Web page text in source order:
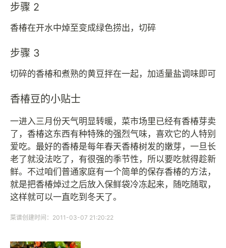
步骤 2
香椿在开水中焯至变成绿色捞出，切碎
步骤 3
切碎的香椿和煮熟的黄豆拌在一起，加适量盐调味即可
香椿豆的小贴士
一进入三月份天气明显转暖，菜市场里已经有香椿芽卖
了，香椿这东西有种特殊的强烈气味，喜欢它的人特别
爱吃。最好的香椿是每年春天香椿树发的嫩芽，一旦长
老了就没法吃了，有很强的季节性，所以要吃就得趁新
鲜。不过咱们普通家庭有一个简单的保存香椿的方法，
就是把香椿焯过之后放入保鲜袋冷冻起来，随吃随取，
这样就可以一直吃到冬天了。
菜谱创建时间：2011-03-07 21:20:22